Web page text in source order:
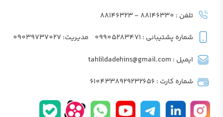
تلفن : 88146330 - 88146323
شماره پشتیبانی : 09905283471 مدیریت: 09039737027
ایمیل : tahlildadehins@gmail.com
شماره کارت : 6104338929232656